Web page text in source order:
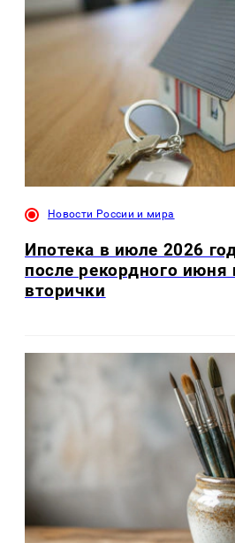
Новости России и мира
Ипотека в июле 2026
после рекордного июня
вторички